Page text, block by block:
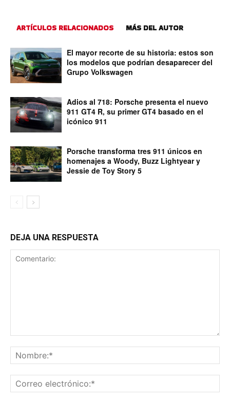
ARTÍCULOS RELACIONADOS MÁS DEL AUTOR
El mayor recorte de su historia: estos son
los modelos que podrían desaparecer del
Grupo Volkswagen
Adios al 718: Porsche presenta el nuevo
911 GT4 R, su primer GT4 basado en el
icónico 911
Porsche transforma tres 911 únicos en
homenajes a Woody, Buzz Lightyear y
Jessie de Toy Story 5
DEJA UNA RESPUESTA